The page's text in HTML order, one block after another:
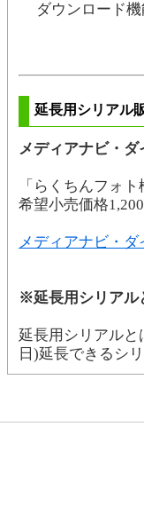
ダウンロード
延長用シリアル
メディアナビ・
「らくちんフォ
希望小売価格
メディアナビ・ダ
※延長用シリアル
延長用シリアルと
日)延長できるシ